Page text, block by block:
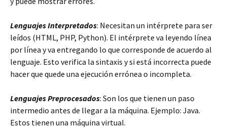
Lenguajes Interpretados: Necesitan un intérprete para ser
leídos (HTML, PHP, Python). El intérprete va leyendo línea
por línea y va entregando lo que corresponde de acuerdo al
lenguaje. Esto verifica la sintaxis y si está incorrecta puede
hacer que quede una ejecución errónea o incompleta.
Lenguajes Preprocesados: Son los que tienen un paso
intermedio antes de llegar a la máquina. Ejemplo: Java.
Estos tienen una máquina virtual.